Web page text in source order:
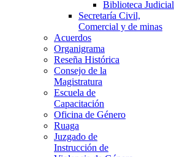
Biblioteca Judicial
Secretaría Civil,
Comercial y de minas
Acuerdos
Organigrama
Reseña Histórica
Consejo de la
Magistratura
Escuela de
Capacitación
Oficina de Género
Ruaga
Juzgado de
Instrucción de